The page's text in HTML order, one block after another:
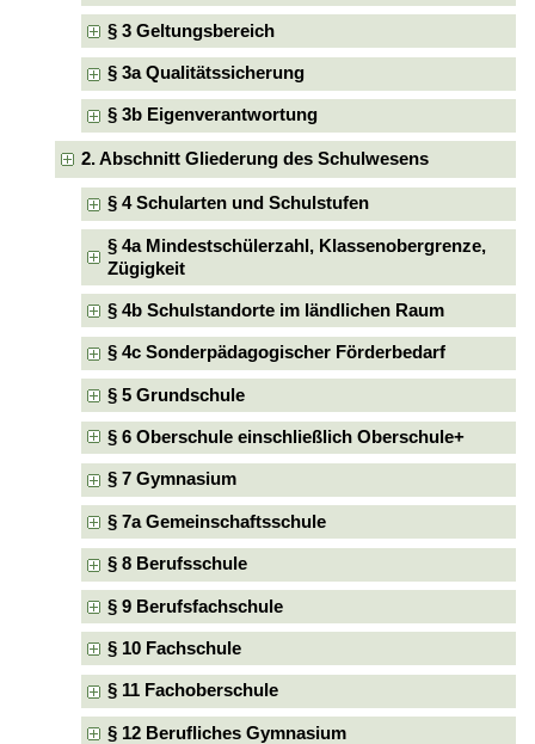
§ 3 Geltungsbereich
§ 3a Qualitätssicherung
§ 3b Eigenverantwortung
2. Abschnitt Gliederung des Schulwesens
§ 4 Schularten und Schulstufen
§ 4a Mindestschülerzahl, Klassenobergrenze,
Zügigkeit
§ 4b Schulstandorte im ländlichen Raum
§ 4c Sonderpädagogischer Förderbedarf
§ 5 Grundschule
§ 6 Oberschule einschließlich Oberschule+
§ 7 Gymnasium
§ 7a Gemeinschaftsschule
§ 8 Berufsschule
§ 9 Berufsfachschule
§ 10 Fachschule
§ 11 Fachoberschule
§ 12 Berufliches Gymnasium